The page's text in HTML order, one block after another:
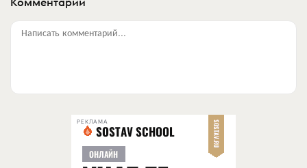
Написать комментарий...
РЕКЛАМА